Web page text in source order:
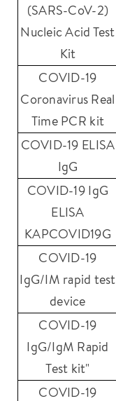
(SARS-CoV-2)
Nucleic Acid Test
Kit
COVID-19
Coronavirus Real
Time PCR kit
COVID-19 ELISA
IgG
COVID-19 IgG
ELISA
KAPCOVID19G
COVID-19
IgG/IM rapid test
device
COVID-19
IgG/IgM Rapid
Test kit"
COVID-19